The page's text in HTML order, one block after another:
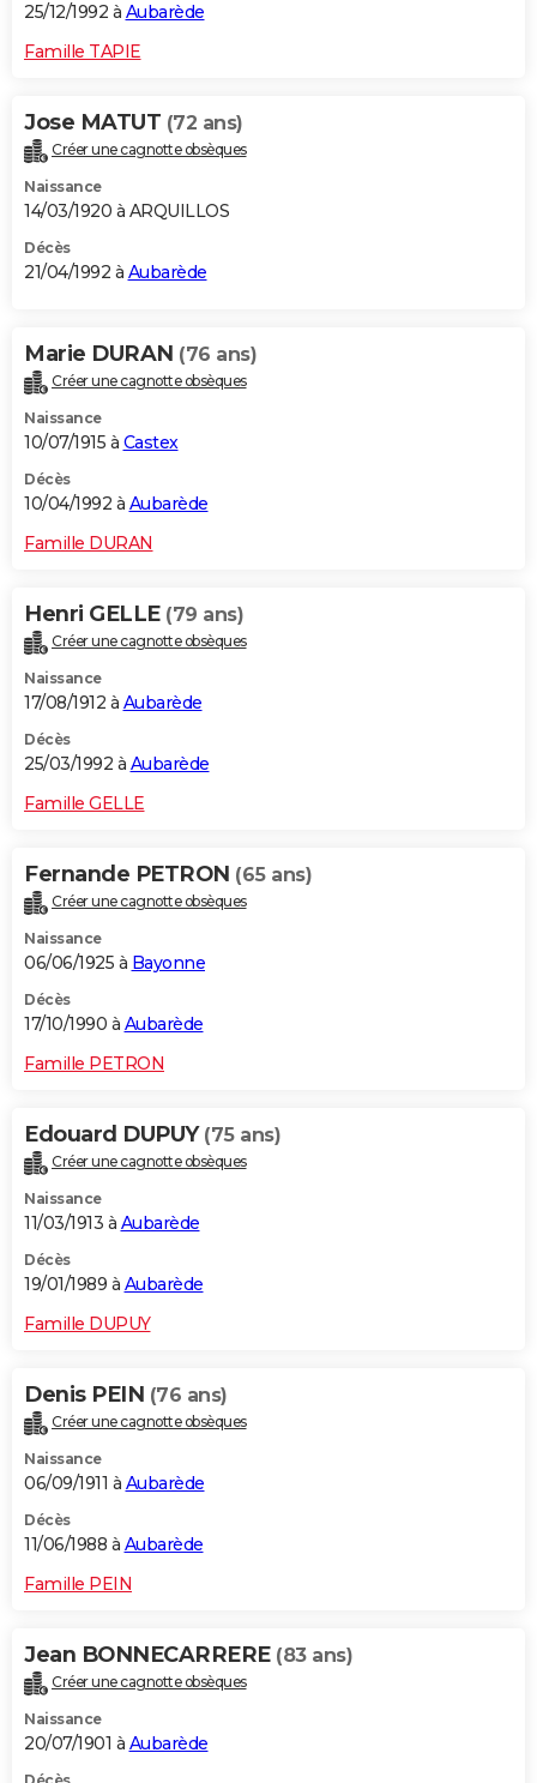
25/12/1992 à Aubarède
Famille TAPIE
Jose MATUT (72 ans)
Créer une cagnotte obsèques
Naissance
14/03/1920 à ARQUILLOS
Décès
21/04/1992 à Aubarède
Marie DURAN (76 ans)
Créer une cagnotte obsèques
Naissance
10/07/1915 à Castex
Décès
10/04/1992 à Aubarède
Famille DURAN
Henri GELLE (79 ans)
Créer une cagnotte obsèques
Naissance
17/08/1912 à Aubarède
Décès
25/03/1992 à Aubarède
Famille GELLE
Fernande PETRON (65 ans)
Créer une cagnotte obsèques
Naissance
06/06/1925 à Bayonne
Décès
17/10/1990 à Aubarède
Famille PETRON
Edouard DUPUY (75 ans)
Créer une cagnotte obsèques
Naissance
11/03/1913 à Aubarède
Décès
19/01/1989 à Aubarède
Famille DUPUY
Denis PEIN (76 ans)
Créer une cagnotte obsèques
Naissance
06/09/1911 à Aubarède
Décès
11/06/1988 à Aubarède
Famille PEIN
Jean BONNECARRERE (83 ans)
Créer une cagnotte obsèques
Naissance
20/07/1901 à Aubarède
Décès